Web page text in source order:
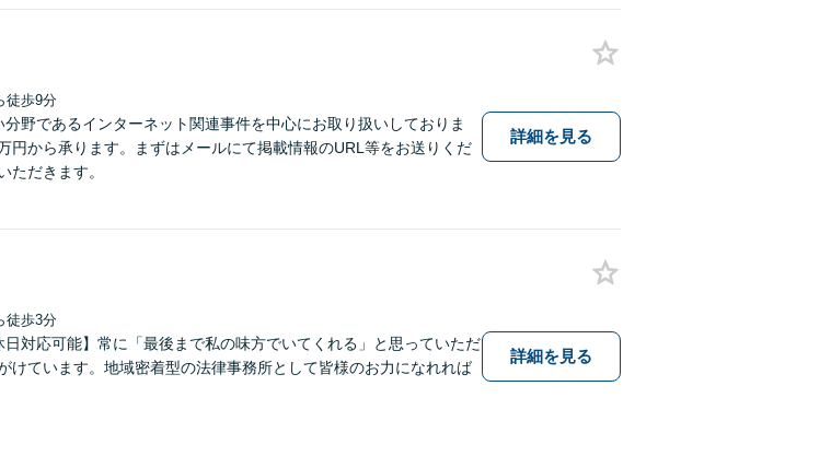
徒歩9分
分野であるインターネット関連事件を中心にお取り扱いしておりま
円から承ります。まずはメールにて掲載情報のURL等をお送りくだ
ただきます。
詳細を見る
徒歩3分
日対応可能】常に「最後まで私の味方でいてくれる」と思っていただ
けています。地域密着型の法律事務所として皆様のお力になれれば
詳細を見る